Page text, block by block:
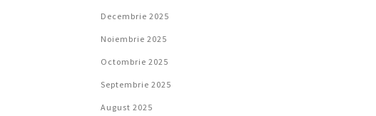
Decembrie 2025
Noiembrie 2025
Octombrie 2025
Septembrie 2025
August 2025